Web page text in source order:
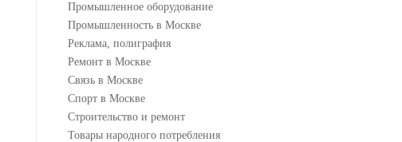
Промышленное оборудование
Промышленность в Москве
Реклама, полиграфия
Ремонт в Москве
Связь в Москве
Спорт в Москве
Строительство и ремонт
Товары народного потребления